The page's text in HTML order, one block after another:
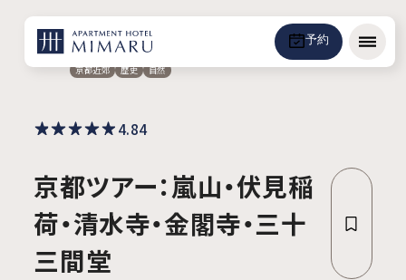
メニュ
予約
京都ツアー：嵐山・伏見稲
荷・清水寺・金閣寺・三十
三間堂
京都近郊 歴史 自然
4.84